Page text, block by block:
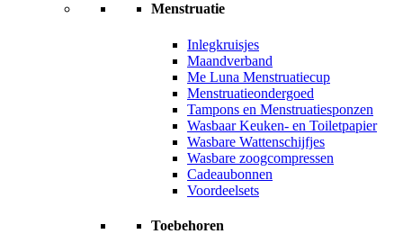
Menstruatie
Inlegkruisjes
Maandverband
Me Luna Menstruatiecup
Menstruatieondergoed
Tampons en Menstruatiesponzen
Wasbaar Keuken- en Toiletpapier
Wasbare Wattenschijfjes
Wasbare zoogcompressen
Cadeaubonnen
Voordeelsets
Toebehoren